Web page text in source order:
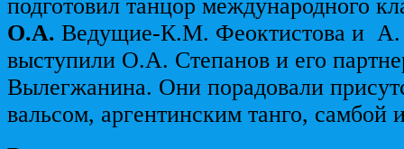
подготовил танцор международного
О.А. Ведущие-К.М. Феоктистова и А.
выступили О.А. Степанов и его
Вылегжанина. Они порадовали
вальсом, аргентинским танго, самбой